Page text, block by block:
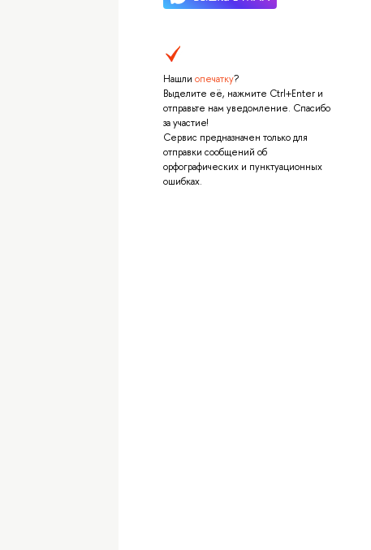
Нашли опечатку?
Выделите её, нажмите Ctrl+Enter и
отправьте нам уведомление. Спасибо
за участие!
Сервис предназначен только для
отправки сообщений об
орфографических и пунктуационных
ошибках.